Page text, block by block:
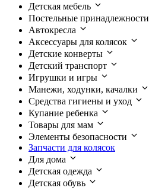
Детская мебель
Постельные принадлежности
Автокресла
Аксессуары для колясок
Детские конверты
Детский транспорт
Игрушки и игры
Манежи, ходунки, качалки
Средства гигиены и уход
Купание ребенка
Товары для мам
Элементы безопасности
Запчасти для колясок
Для дома
Детская одежда
Детская обувь